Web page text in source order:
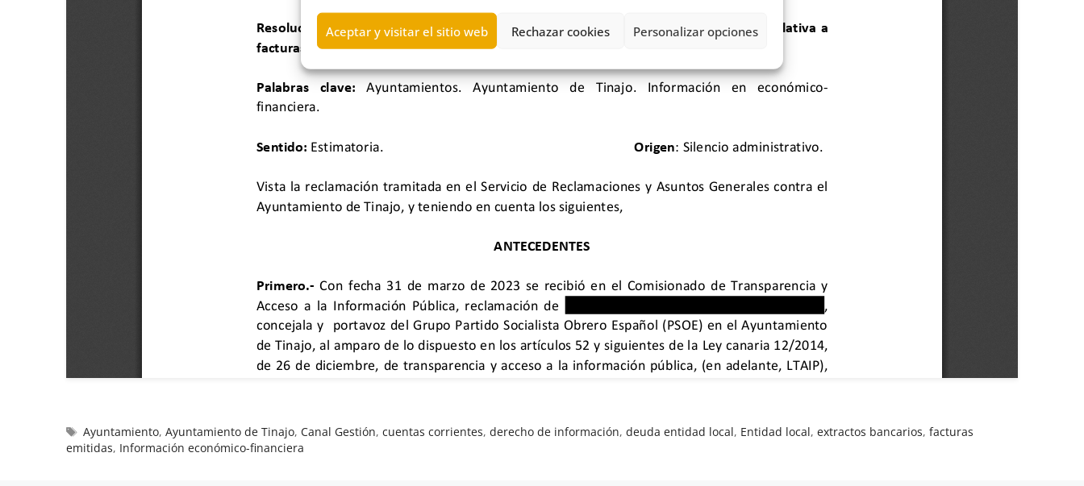
Aceptar y visitar el sitio web Rechazar cookies Personalizar opciones
Ayuntamiento,Ayuntamiento de Tinajo,Canal Gestión,cuentas corrientes,derecho de información,deuda entidad local, Entidad local,extractos bancarios,facturas
emitidas, Información económico-financiera